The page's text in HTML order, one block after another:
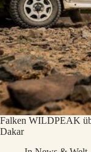
Falken WILDPEAK
Dakar